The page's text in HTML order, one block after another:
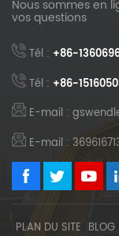
Nous sommes en
vos questions
Tél : +86-
Tél : +86-
E-mail :
E-mail :
PLAN DU SITE BLOG